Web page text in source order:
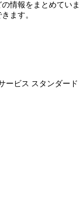
情報をまとめていま
ます。
ービス スタンダード